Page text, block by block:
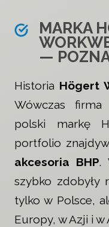
MARKA
—
Historia Högert
Wówczas firma
polski markę
portfolio
akcesoria BHP.
szybko zdobyły
tylko w Polsce,
Europy, w Azji i